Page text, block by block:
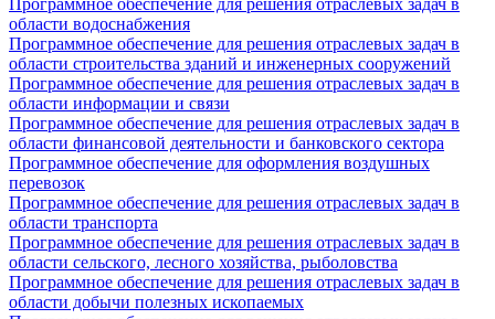
Программное обеспечение для решения отраслевых задач в
области водоснабжения
Программное обеспечение для решения отраслевых задач в
области строительства зданий и инженерных сооружений
Программное обеспечение для решения отраслевых задач в
области информации и связи
Программное обеспечение для решения отраслевых задач в
области финансовой деятельности и банковского сектора
Программное обеспечение для оформления воздушных
перевозок
Программное обеспечение для решения отраслевых задач в
области транспорта
Программное обеспечение для решения отраслевых задач в
области сельского, лесного хозяйства, рыболовства
Программное обеспечение для решения отраслевых задач в
области добычи полезных ископаемых